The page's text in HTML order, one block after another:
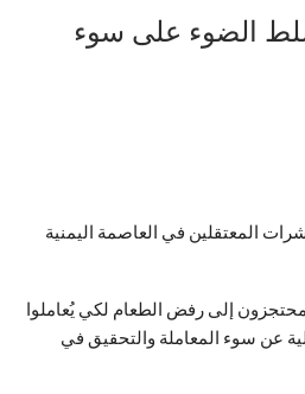
الضوء على سوء
المعتقلين في العاصمة اليمنية
إلى رفض الطعام لكي يُعاملوا
عن سوء المعاملة والتحقيق في